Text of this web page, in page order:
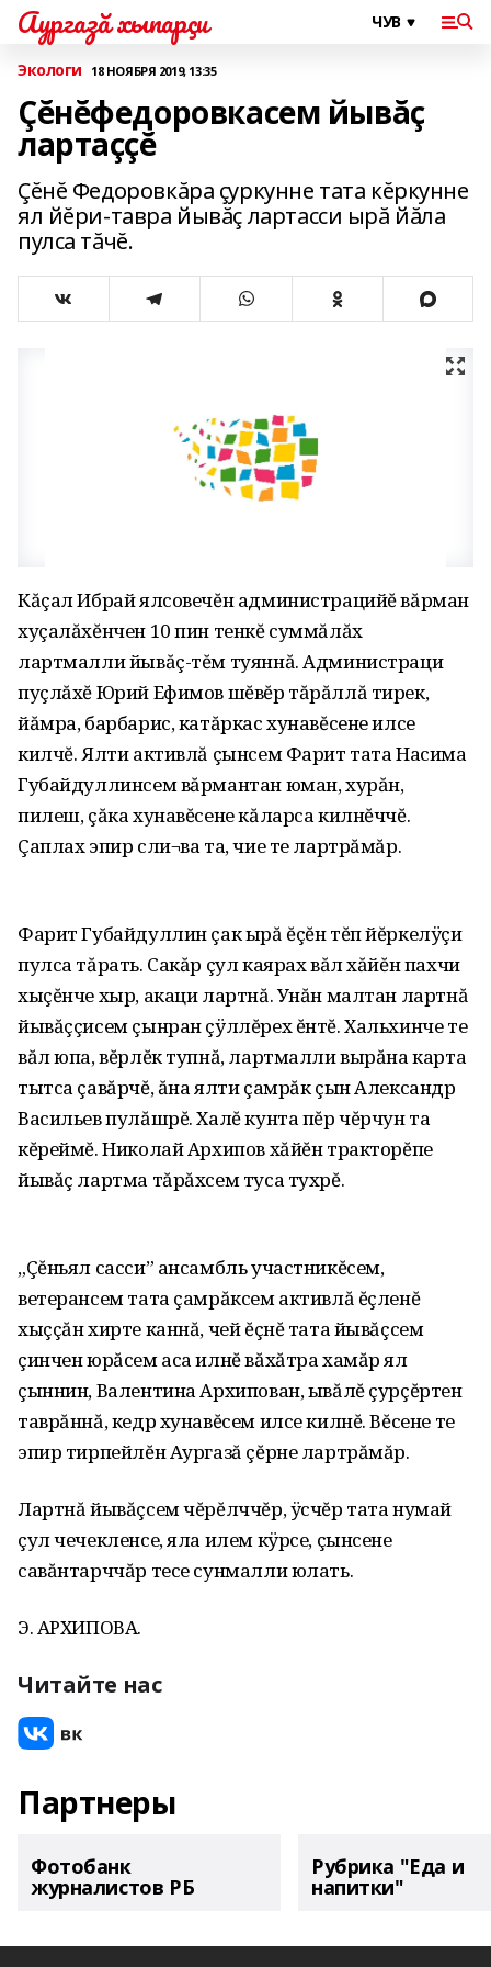
Аургазă хыпарçи
Экологи 18 НОЯБРЯ 2019, 13:35
Çĕнĕфедоровкасем йывăç
лартаççĕ
Çĕнĕ Федоровкăра çуркунне тата кĕркунне
ял йĕри-тавра йывăç лартасси ырă йăла
пулса тăчĕ.
Кăçал Ибрай ялсовечĕн администрацийĕ вăрман
хуçалăхĕнчен 10 пин тенкĕ суммăлăх
лартмалли йывăç-тĕм туяннă. Администраци
пуçлăхĕ Юрий Ефимов шĕвĕр тăрăллă тирек,
йăмра, барбарис, катăркас хунавĕсене илсе
килчĕ. Ялти активлă çынсем Фарит тата Насима
Губайдуллинсем вăрмантан юман, хурăн,
пилеш, çăка хунавĕсене кăларса килнĕччĕ.
Çаплах эпир сли¬ва та, чие те лартрăмăр.
Фарит Губайдуллин çак ырă ĕçĕн тĕп йĕркелÿçи
пулса тăрать. Сакăр çул каярах вăл хăйĕн пахчи
хыçĕнче хыр, акаци лартнă. Унăн малтан лартнă
йывăççисем çынран çÿллĕрех ĕнтĕ. Хальхинче те
вăл юпа, вĕрлĕк тупнă, лартмалли вырăна карта
тытса çавăрчĕ, ăна ялти çамрăк çын Александр
Васильев пулăшрĕ. Халĕ кунта пĕр чĕрчун та
кĕреймĕ. Николай Архипов хăйĕн тракторĕпе
йывăç лартма тăрăхсем туса тухрĕ.
„Çĕньял сасси” ансамбль участникĕсем,
ветерансем тата çамрăксем активлă ĕçленĕ
хыççăн хирте каннă, чей ĕçнĕ тата йывăçсем
çинчен юрăсем аса илнĕ вăхăтра хамăр ял
çыннин, Валентина Архипован, ывăлĕ çурçĕртен
таврăннă, кедр хунавĕсем илсе килнĕ. Вĕсене те
эпир тирпейлĕн Аургазă çĕрне лартрăмăр.
Лартнă йывăçсем чĕрĕлччĕр, ÿсчĕр тата нумай
çул чечекленсе, яла илем кÿрсе, çынсене
савăнтарччăр тесе сунмалли юлать.
Э. АРХИПОВА.
Читайте нас
Партнеры
Фотобанк
журналистов РБ
Рубрика "Еда и
напитки"